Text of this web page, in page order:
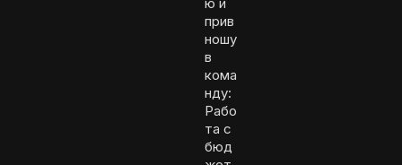
прив
ношу
в
кома
нду:
Рабо
та с
бюд